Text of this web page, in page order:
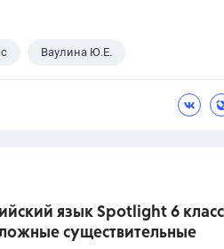
Ваулина Ю.Е.
язык Spotlight 6 класс
существительные